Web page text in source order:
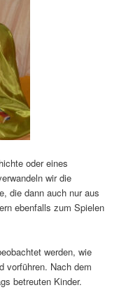
oder eines
wir die
die dann auch nur aus
ebenfalls zum Spielen
werden, wie
vorführen. Nach dem
betreuten Kinder.